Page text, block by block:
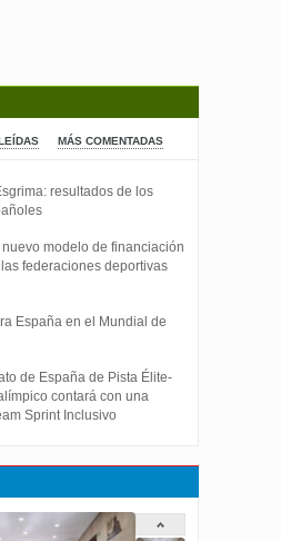
MÁS COMENTADAS
resultados de los
nuevo modelo de financiación
federaciones deportivas
España en el Mundial de
de España de Pista Élite-
contará con una
Sprint Inclusivo